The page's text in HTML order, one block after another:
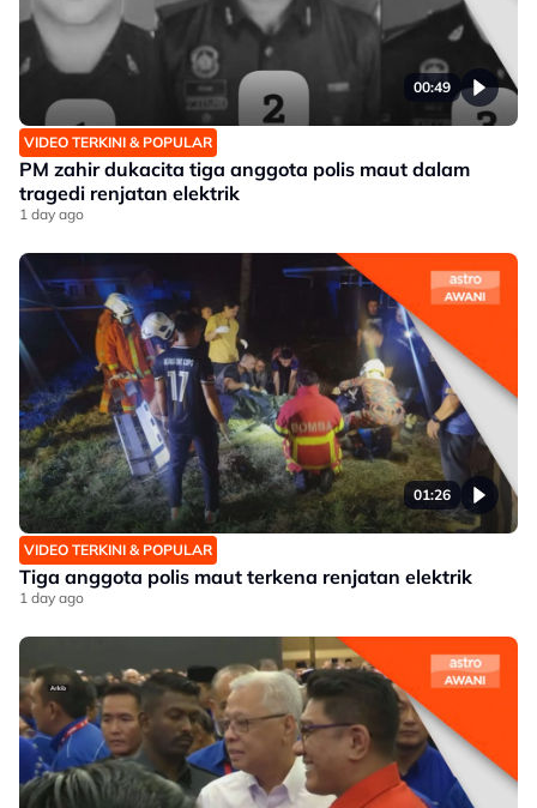
00:49
VIDEO TERKINI & POPULAR
PM zahir dukacita tiga anggota polis maut dalam
tragedi renjatan elektrik
1 day ago
01:26
VIDEO TERKINI & POPULAR
Tiga anggota polis maut terkena renjatan elektrik
1 day ago